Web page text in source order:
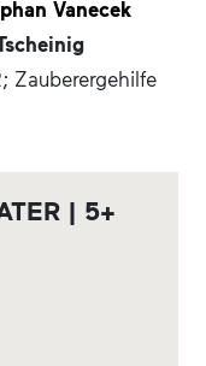
Vanecek
Zauberergehilfe
| 5+